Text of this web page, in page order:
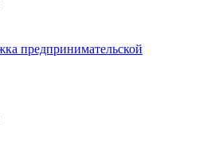
предпринимательской